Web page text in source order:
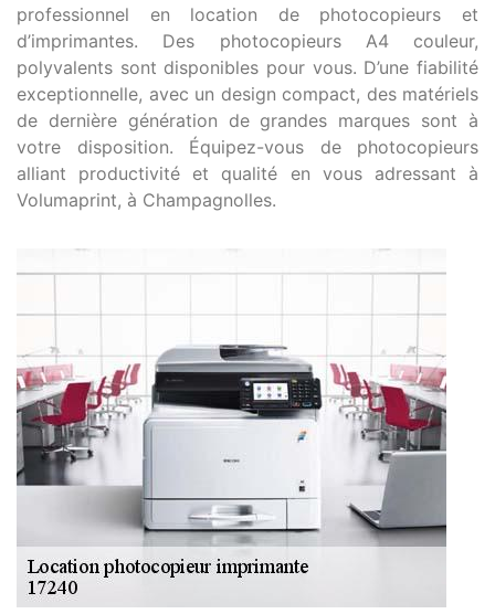
professionnel en location de photocopieurs et
d’imprimantes. Des photocopieurs A4 couleur,
polyvalents sont disponibles pour vous. D’une fiabilité
exceptionnelle, avec un design compact, des matériels
de dernière génération de grandes marques sont à
votre disposition. Équipez-vous de photocopieurs
alliant productivité et qualité en vous adressant à
Volumaprint, à Champagnolles.